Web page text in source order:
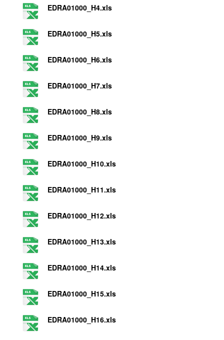
EDRA01000_H4.xls
EDRA01000_H5.xls
EDRA01000_H6.xls
EDRA01000_H7.xls
EDRA01000_H8.xls
EDRA01000_H9.xls
EDRA01000_H10.xls
EDRA01000_H11.xls
EDRA01000_H12.xls
EDRA01000_H13.xls
EDRA01000_H14.xls
EDRA01000_H15.xls
EDRA01000_H16.xls